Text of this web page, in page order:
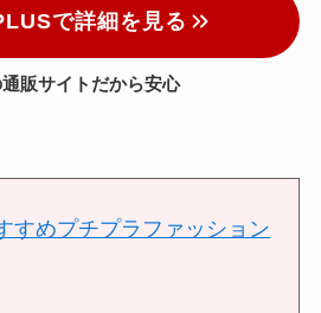
で詳細を見る
販サイトだから安心
すめプチプラファッション